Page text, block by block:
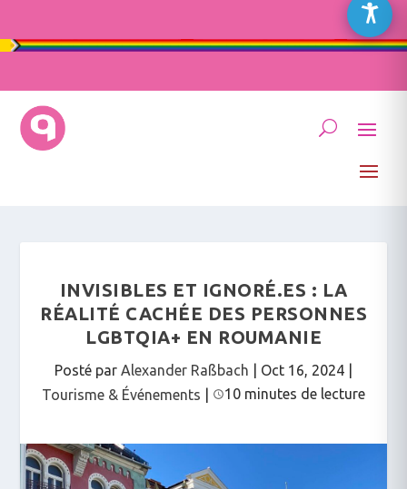
INVISIBLES ET IGNORÉ.ES : LA
RÉALITÉ CACHÉE DES PERSONNES
LGBTQIA+ EN ROUMANIE
Posté par Alexander Raßbach Oct 16, 2024
Tourisme & Événements
10 minutes de lecture